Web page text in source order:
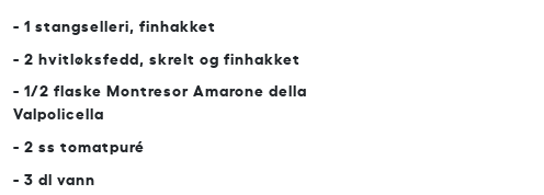
- 1 stangselleri, finhakket
- 2 hvitløksfedd, skrelt og finhakket
- 1/2 flaske Montresor Amarone della
Valpolicella
- 2 ss tomatpuré
- 3 dl vann